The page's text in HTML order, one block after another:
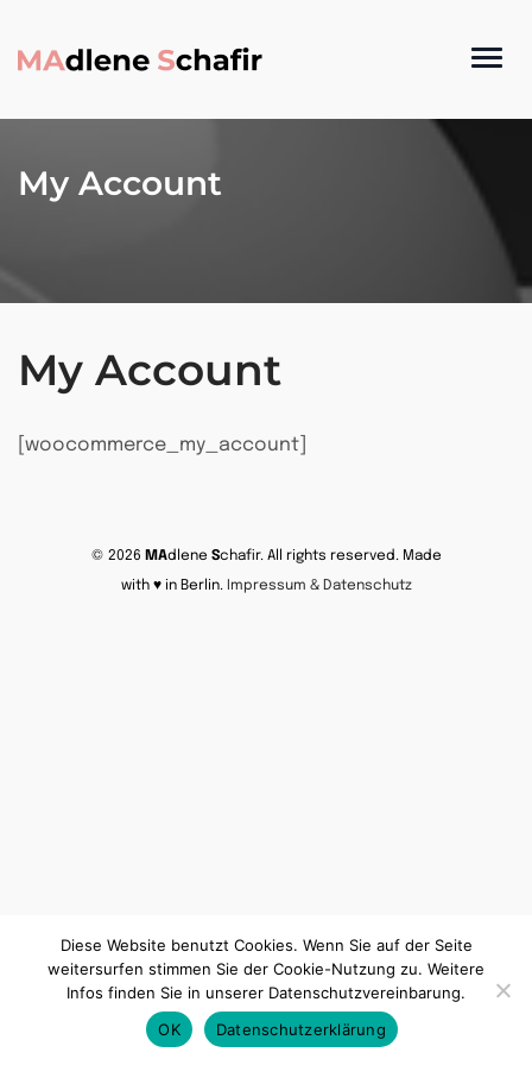
My Account
My Account
[woocommerce_my_account]
© 2026 MAdlene Schafir. All rights reserved. Made
with ♥ in Berlin. Impressum & Datenschutz
Diese Website benutzt Cookies. Wenn Sie auf der Seite
weitersurfen stimmen Sie der Cookie-Nutzung zu. Weitere
Infos finden Sie in unserer Datenschutzvereinbarung.
OK
Datenschutzerklärung